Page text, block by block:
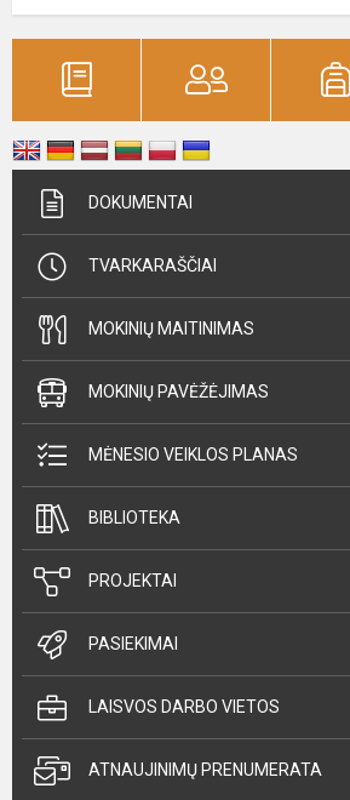
DOKUMENTAI
TVARKARAŠČIAI
MOKINIŲ MAITINIMAS
MOKINIŲ PAVĖŽĖJIMAS
MĖNESIO VEIKLOS PLANAS
BIBLIOTEKA
PROJEKTAI
PASIEKIMAI
LAISVOS DARBO VIETOS
ATNAUJINIMŲ PRENUMERATA